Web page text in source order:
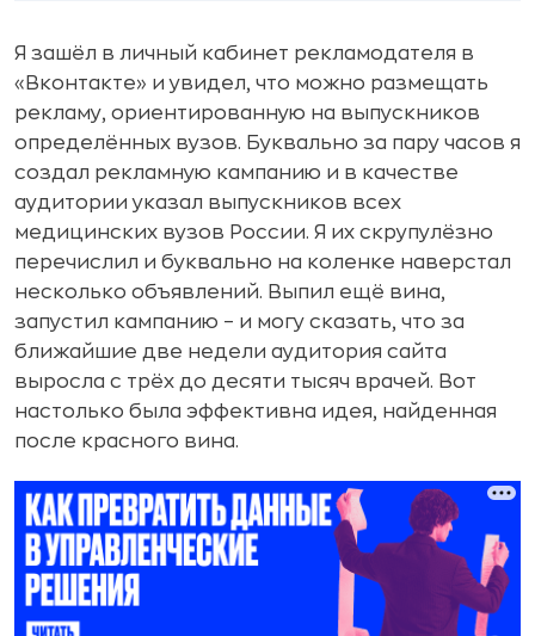
Я зашёл в личный кабинет рекламодателя в
«Вконтакте» и увидел, что можно размещать
рекламу, ориентированную на выпускников
определённых вузов. Буквально за пару часов я
создал рекламную кампанию и в качестве
аудитории указал выпускников всех
медицинских вузов России. Я их скрупулёзно
перечислил и буквально на коленке наверстал
несколько объявлений. Выпил ещё вина,
запустил кампанию – и могу сказать, что за
ближайшие две недели аудитория сайта
выросла с трёх до десяти тысяч врачей. Вот
настолько была эффективна идея, найденная
после красного вина.